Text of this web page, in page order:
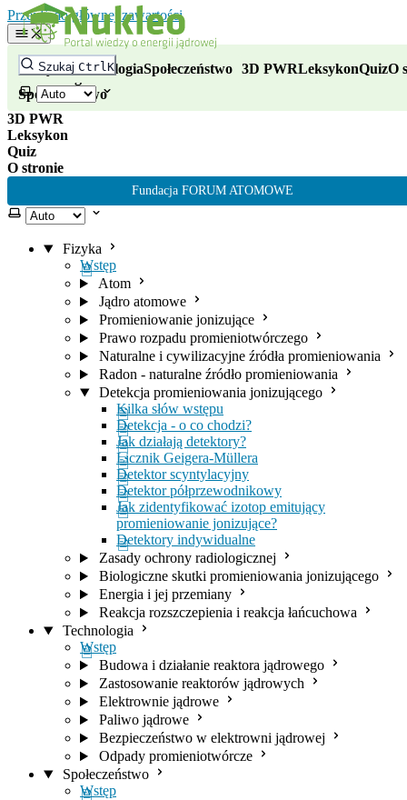
Przejdź do głównej zawartości
Szukaj CtrlK
FizykaTechnologiaSpołeczeństwo 3D PWRLeksykonQuizO
Wybierz motyw
Fizyka
Wstęp
Atom
Jądro atomowe
Promieniowanie jonizujące
Prawo rozpadu promieniotwórczego
Naturalne i cywilizacyjne źródła promieniowania
Radon - naturalne źródło promieniowania
Detekcja promieniowania jonizującego
Kilka słów wstępu
Detekcja - o co chodzi?
Jak działają detektory?
Licznik Geigera-Müllera
Detektor scyntylacyjny
Detektor półprzewodnikowy
Jak zidentyfikować izotop emitujący
promieniowanie jonizujące?
Detektory indywidualne
Zasady ochrony radiologicznej
Biologiczne skutki promieniowania jonizującego
Energia i jej przemiany
Reakcja rozszczepienia i reakcja łańcuchowa
Technologia
Wstęp
Budowa i działanie reaktora jądrowego
Zastosowanie reaktorów jądrowych
Elektrownie jądrowe
Paliwo jądrowe
Bezpieczeństwo w elektrowni jądrowej
Odpady promieniotwórcze
Społeczeństwo
Wstęp
Fizyka
Technologia
Społeczeństwo
3D PWR
Leksykon
Quiz
O stronie
Fundacja FORUM ATOMOWE
Wybierz motyw